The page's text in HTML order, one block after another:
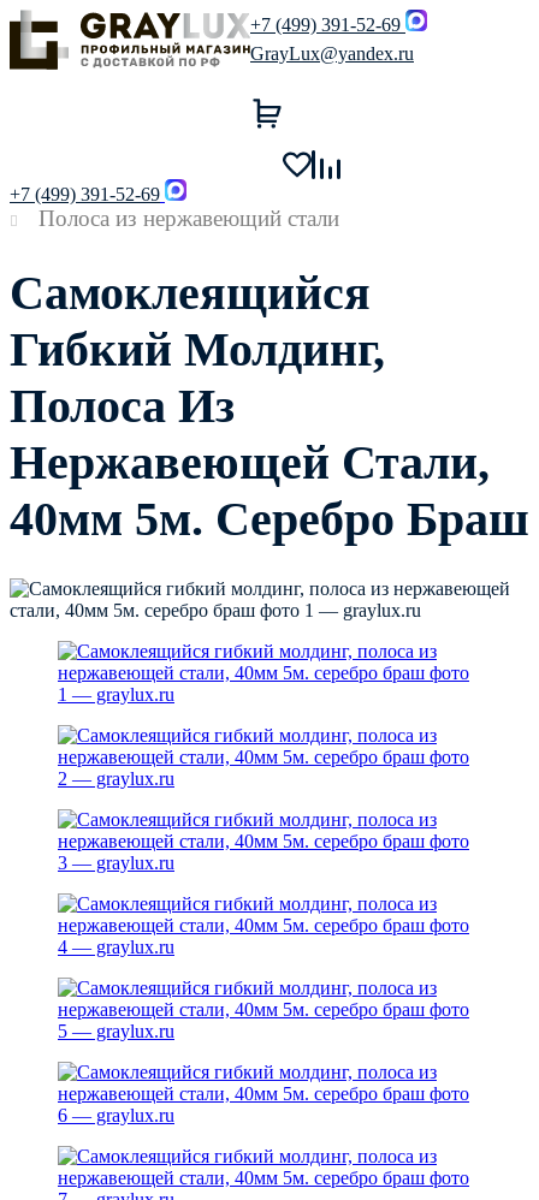
+7 (499) 391-52-69
GrayLux@yandex.ru
+7 (499) 391-52-69
Полоса из нержавеющий стали
Самоклеящийся
Гибкий Молдинг,
Полоса Из
Нержавеющей Стали,
40мм 5м. Серебро Браш